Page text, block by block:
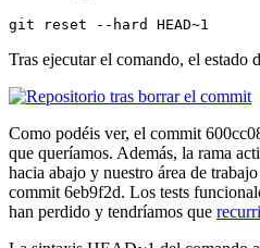
git reset --hard HEAD~1
Tras ejecutar el comando, el estado
Como podéis ver, el commit
que queríamos. Además, la rama
hacia abajo y nuestro área de
commit 6eb9f2d. Los tests
han perdido y tendríamos que